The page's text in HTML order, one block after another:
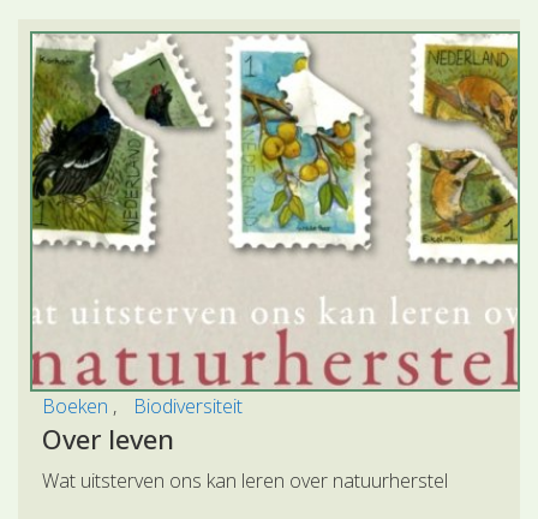
Boeken Biodiversiteit
Over leven
Wat uitsterven ons kan leren over natuurherstel